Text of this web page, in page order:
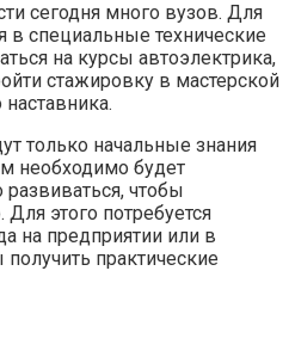
сегодня много вузов. Для
в специальные технические
на курсы автоэлектрика,
стажировку в мастерской
только начальные знания
необходимо будет
развиваться, чтобы
этого потребуется
на предприятии или в
практические